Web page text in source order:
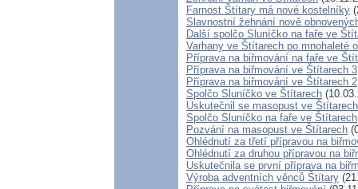
Farnost Štítary má nové kostelníky
Slavnostní žehnání nově
Další spolčo Sluníčko na faře ve
Varhany ve Štítarech po mnohaleté
Příprava na biřmování na faře ve
Příprava na biřmování ve Štítarech 3
Příprava na biřmování ve Štítarech 2
Spolčo Sluníčko ve Štítarech
Uskutečnil se masopust ve Štítarech
Spolčo Sluníčko na faře ve Štítarech
Pozvání na masopust ve Štítarech
Ohlédnutí za třetí přípravou na
Ohlédnutí za druhou přípravou na
Uskutečnila se první příprava na
Výroba adventních věnců Štítary